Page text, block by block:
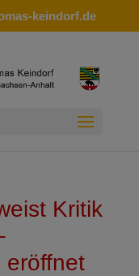
keindorf.de
Kritik
eröffnet